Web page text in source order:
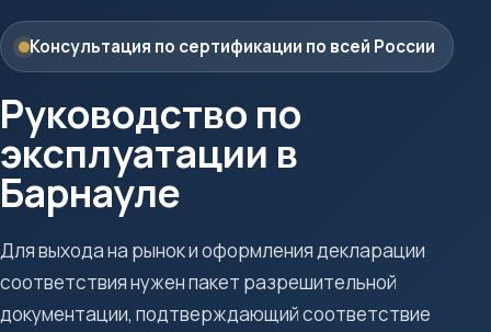
Консультация по сертификации по всей России
Руководство по
эксплуатации в
Барнауле
Для выхода на рынок и оформления декларации
соответствия нужен пакет разрешительной
документации, подтверждающий соответствие